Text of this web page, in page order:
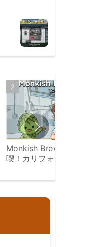
Monkish Brewing Co.を満
喫！カリフォルニアのクラ